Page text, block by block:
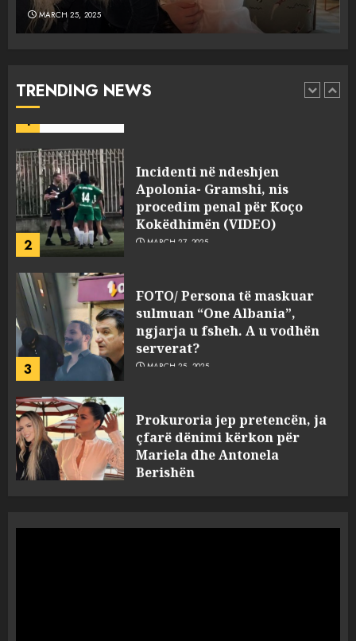
MARCH 25, 2025
TRENDING NEWS
1
Punonjësja e UKT akuzon
pasuri të pajustifikuar
2
Apolonia- Gramshi, nis
procedim penal për Koço
Kokëdhimën (VIDEO)
MARCH 27, 2025
sulmuan “One Albania”,
ngjarja u fsheh. A u vodhën
serverat?
MARCH 25, 2025
4
çfarë dënimi kërkon për
Mariela dhe Antonela
Berishën
MARCH 25, 2025